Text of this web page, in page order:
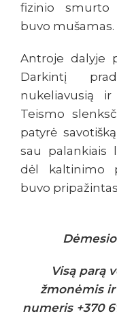
fizinio smurto
buvo mušamas.
Antroje dalyje
Darkintį
nukeliavusią
Teismo
patyrė
sau palankiais
dėl kaltinimo
buvo
Visą parą
žmonėmis
numeris +370